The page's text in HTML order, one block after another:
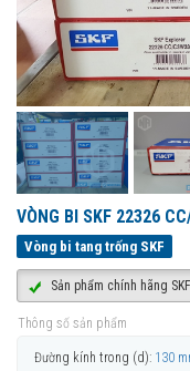
VÒNG BI SKF 22326
Vòng bi tang trống SKF
Sản phẩm chính hãng
Thông số sản phẩm
Đường kính trong (d): 130